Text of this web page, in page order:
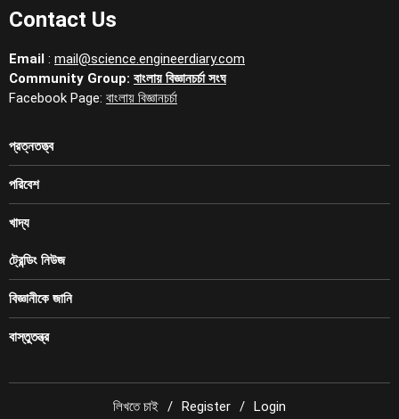
Contact Us
Email : mail@science.engineerdiary.com
Community Group: বাংলায় বিজ্ঞানচর্চা সংঘ
Facebook Page: বাংলায় বিজ্ঞানচর্চা
প্রত্নতত্ত্ব
পরিবেশ
খাদ্য
ট্রেন্ডিং নিউজ
বিজ্ঞানীকে জানি
বাস্তুতন্ত্র
লিখতে চাই Register Login